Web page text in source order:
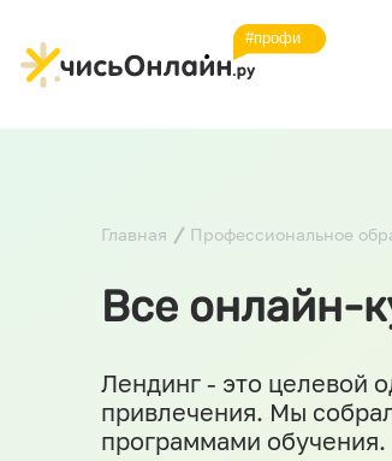
Главная Профессиональное
Все онлайн-
Лендинг - это целевой
привлечения. Мы
программами